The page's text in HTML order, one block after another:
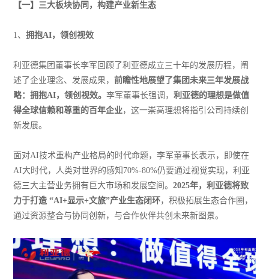
【一】 三大板块协同，构建产业新生态
1、拥抱AI，领创视效
利亚德集团董事长李军回顾了利亚德成立三十年的发展历程，阐
述了企业理念、发展成果，前瞻性地展望了集团未来三年发展战
略：拥抱AI，领创视效。李军董事长强调，利亚德的理想是做值
得全球信赖和尊重的百年企业，这一崇高理想将指引公司持续创
新发展。
面对AI技术重构产业格局的时代命题，李军董事长表示，即使在
AI大时代，人类对世界的感知70%-80%仍要通过视觉实现，利亚
德三大主营业务拥有巨大市场和发展空间。2025年，利亚德将致
力于打造 “AI+显示+文旅”产业生态闭环，积极拓展生态合作圈，
通过资源整合与协同创新，与合作伙伴共创未来新图景。